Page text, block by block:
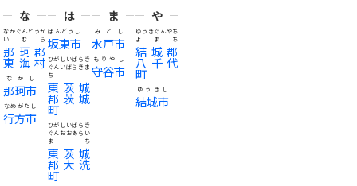
な
那珂郡
東海村
なかぐんとうか
いむら
那珂市
なかし
行方市
なめがたし
は
坂東市
ばんどうし
東茨城
郡茨城
町
ひがしいばらき
ぐんいばらきま
ち
東茨城
郡大洗
町
ひがしいばらき
ぐんおおあらい
まち
ま
水戸市
みとし
守谷市
もりやし
や
結城郡
八千代
町
ゆうきぐんやち
よまち
結城市
ゆうきし